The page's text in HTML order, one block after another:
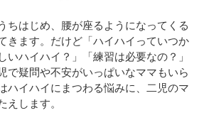
ちはじめ、腰が座るようになってくる
きます。だけど「ハイハイっていつか
いハイハイ？」「練習は必要なの？」
で疑問や不安がいっぱいなママもいら
ハイハイにまつわる悩みに、二児のマ
します。